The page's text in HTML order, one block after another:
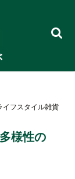
フスタイル雑貨
様性の